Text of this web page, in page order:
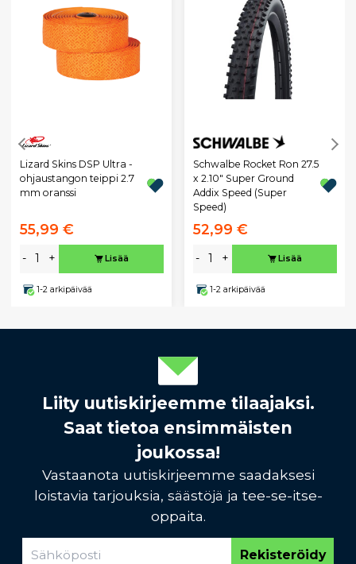
Lizard Skins DSP Ultra -
ohjaustangon teippi 2.7
mm oranssi
55,99 €
- + Lisää
1-2 arkipäivää
Schwalbe Rocket Ron 27.5
x 2.10" Super Ground
Addix Speed (Super
Speed)
52,99 €
- + Lisää
1-2 arkipäivää
Liity uutiskirjeemme tilaajaksi.
Saat tietoa ensimmäisten
joukossa!
Vastaanota uutiskirjeemme saadaksesi
loistavia tarjouksia, säästöjä ja tee-se-itse-
oppaita.
Rekisteröidy